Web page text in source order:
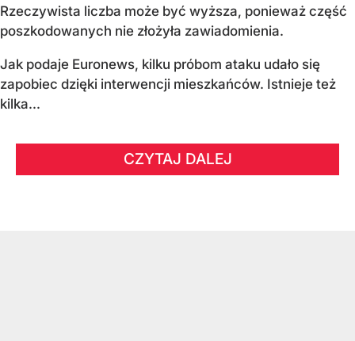
Rzeczywista liczba może być wyższa, ponieważ część
poszkodowanych nie złożyła zawiadomienia.
Jak podaje Euronews, kilku próbom ataku udało się
zapobiec dzięki interwencji mieszkańców. Istnieje też
kilka...
CZYTAJ DALEJ